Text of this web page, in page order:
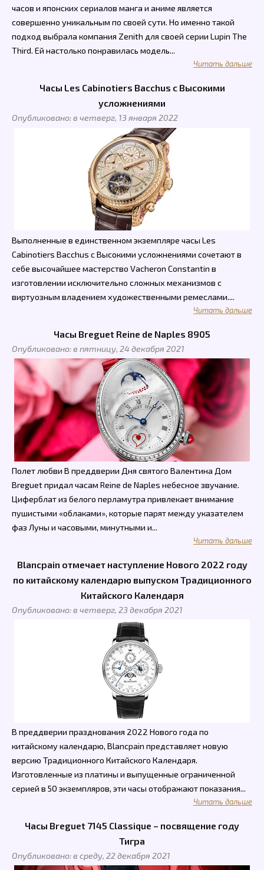
часов и японских сериалов манга и аниме является
совершенно уникальным по своей сути. Но именно такой
подход выбрала компания Zenith для своей серии Lupin The
Third. Ей настолько понравилась модель...
Читать дальше
Часы Les Cabinotiers Bacchus с Высокими
усложнениями
Опубликовано: в четверг, 13 января 2022
Выполненные в единственном экземпляре часы Les
Cabinotiers Bacchus с Высокими усложнениями сочетают в
себе высочайшее мастерство Vacheron Constantin в
изготовлении исключительно сложных механизмов с
виртуозным владением художественными ремеслами....
Читать дальше
Часы Breguet Reine de Naples 8905
Опубликовано: в пятницу, 24 декабря 2021
Полет любви В преддверии Дня святого Валентина Дом
Breguet придал часам Reine de Naples небесное звучание.
Циферблат из белого перламутра привлекает внимание
пушистыми «облаками», которые парят между указателем
фаз Луны и часовыми, минутными и...
Читать дальше
Blancpain отмечает наступление Нового 2022 году
по китайскому календарю выпуском Традиционного
Китайского Календаря
Опубликовано: в четверг, 23 декабря 2021
В преддверии празднования 2022 Нового года по
китайскому календарю, Blancpain представляет новую
версию Традиционного Китайского Календаря.
Изготовленные из платины и выпущенные ограниченной
серией в 50 экземпляров, эти часы отображают показания...
Читать дальше
Часы Breguet 7145 Classique – посвящение году
Тигра
Опубликовано: в среду, 22 декабря 2021